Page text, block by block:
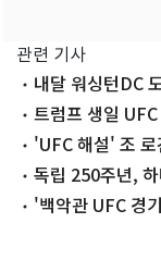
관련 기사
내달 워싱턴DC
트럼프 생일
소 'UFC 해설' 조
독립 250주년,
'백악관 UFC 경